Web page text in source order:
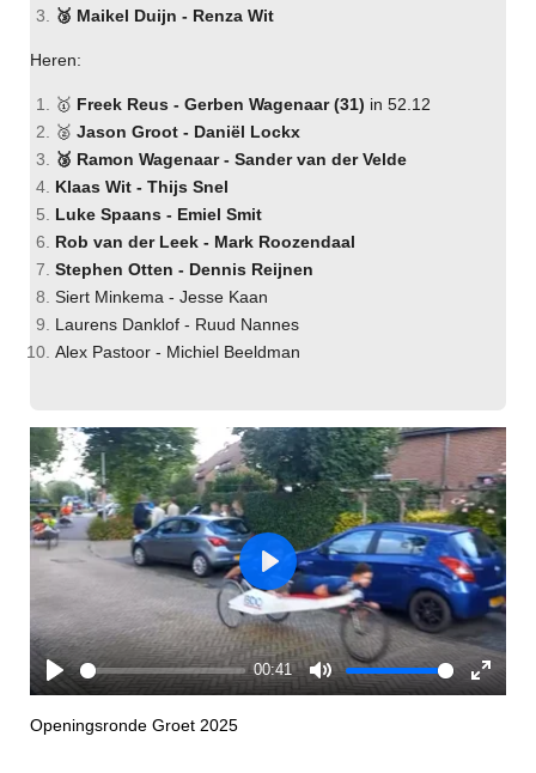
🥉 Maikel Duijn - Renza Wit
Heren:
🥇 Freek Reus - Gerben Wagenaar (31) in 52.12
🥈 Jason Groot - Daniël Lockx
🥉 Ramon Wagenaar - Sander van der Velde
Klaas Wit - Thijs Snel
Luke Spaans - Emiel Smit
Rob van der Leek - Mark Roozendaal
Stephen Otten - Dennis Reijnen
Siert Minkema - Jesse Kaan
Laurens Danklof - Ruud Nannes
Alex Pastoor - Michiel Beeldman
P
l
00:41
M
E
P
l
a
y
Openingsronde Groet 2025